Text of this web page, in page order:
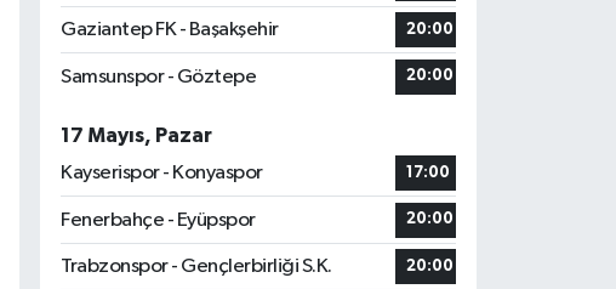
Gaziantep FK - Başakşehir 20:00
Samsunspor - Göztepe 20:00
17 Mayıs, Pazar
Kayserispor - Konyaspor
17:00
Fenerbahçe - Eyüpspor 20:00
Trabzonspor - Gençlerbirliği S.K. 20:00